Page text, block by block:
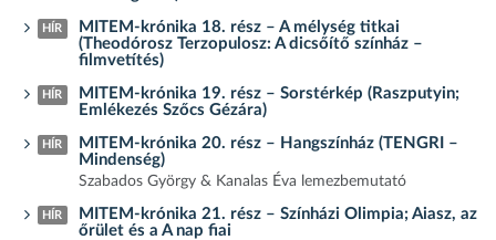
HÍR
MITEM-krónika 18. rész – A mélység titkai
(Theodórosz Terzopulosz: A dicsőítő színház –
filmvetítés)
HÍR
MITEM-krónika 19. rész – Sorstérkép (Raszputyin;
Emlékezés Szőcs Gézára)
HÍR
MITEM-krónika 20. rész – Hangszínház (TENGRI –
Mindenség)
Szabados György & Kanalas Éva lemezbemutató
HÍR
MITEM-krónika 21. rész – Színházi Olimpia; Aiasz, az
őrület és a A nap fiai